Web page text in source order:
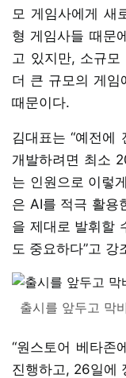
모 게임사에게 새
형 게임사들 때문
고 있지만, 소규모
더 큰 규모의 게
때문이다.
김대표는 “예전에
개발하려면 최소
는 인원으로 이렇
은 AI를 적극 활용
을 제대로 발휘할
도 중요하다”고 강
출시를 앞두고 막
“원스토어 베타존
진행하고, 26일에